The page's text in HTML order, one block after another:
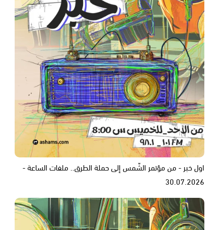
اول خبر - من مؤتمر الشّمس إلى حملة الطرق.. ملفات الساعة -
30.07.2026